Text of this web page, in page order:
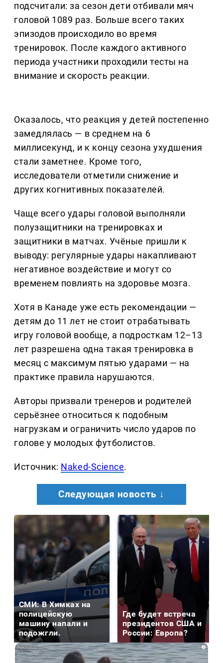
подсчитали: за сезон дети отбивали мяч
головой 1089 раз. Больше всего таких
эпизодов происходило во время
тренировок. После каждого активного
периода участники проходили тесты на
внимание и скорость реакции.
Оказалось, что реакция у детей постепенно
замедлялась — в среднем на 6
миллисекунд, и к концу сезона ухудшения
стали заметнее. Кроме того,
исследователи отметили снижение и
других когнитивных показателей.
Чаще всего удары головой выполняли
полузащитники на тренировках и
защитники в матчах. Учёные пришли к
выводу: регулярные удары накапливают
негативное воздействие и могут со
временем повлиять на здоровье мозга.
Хотя в Канаде уже есть рекомендации —
детям до 11 лет не стоит отрабатывать
игру головой вообще, а подросткам 12–13
лет разрешена одна такая тренировка в
месяц с максимум пятью ударами — на
практике правила нарушаются.
Авторы призвали тренеров и родителей
серьёзнее относиться к подобным
нагрузкам и ограничить число ударов по
голове у молодых футболистов.
Источник: Naked-Science.
Следующая новость ↓
СМИ: В Химках на
полицейскую
машину напали и
подожгли.
Где будет встреча
президентов США и
России: Европа?
i